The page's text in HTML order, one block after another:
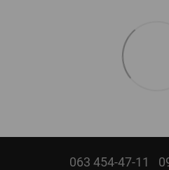
063 454-47-11